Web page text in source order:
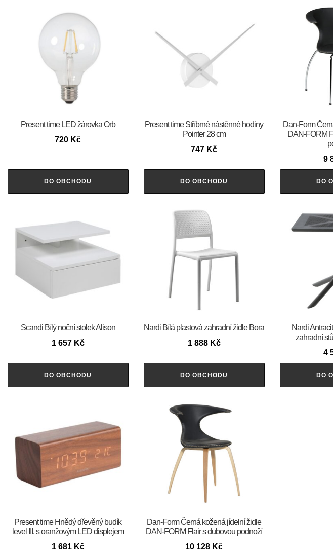
Present time LED žárovka Orb
720 Kč
DO OBCHODU
Present time Stříbrné nástěnné hodiny
Pointer 28 cm
747 Kč
DO OBCHODU
​​​​​Dan-Form
DAN-FORM
9
DO
Scandi Bílý noční stolek Alison
1 657 Kč
DO OBCHODU
Nardi Bílá plastová zahradní židle Bora
1 888 Kč
DO OBCHODU
Nardi
zahradní
4
DO
Present time Hnědý dřevěný budík
level III. s oranžovým LED displejem
1 681 Kč
​​​​​Dan-Form Černá kožená jídelní židle
DAN-FORM Flair s dubovou podnoží
10 128 Kč